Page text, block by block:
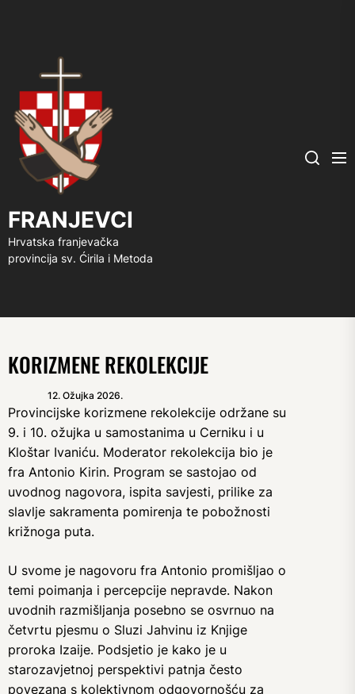
FRANJEVCI
Hrvatska franjevačka
provincija sv. Ćirila i Metoda
Search
KORIZMENE REKOLEKCIJE
12. Ožujka 2026.
Provincijske korizmene rekolekcije održane su
9. i 10. ožujka u samostanima u Cerniku i u
Kloštar Ivaniću. Moderator rekolekcija bio je
fra Antonio Kirin. Program se sastojao od
uvodnog nagovora, ispita savjesti, prilike za
slavlje sakramenta pomirenja te pobožnosti
križnoga puta.
U svome je nagovoru fra Antonio promišljao o
temi poimanja i percepcije nepravde. Nakon
uvodnih razmišljanja posebno se osvrnuo na
četvrtu pjesmu o Sluzi Jahvinu iz Knjige
proroka Izaije. Podsjetio je kako je u
starozavjetnoj perspektivi patnja često
povezana s kolektivnom odgovornošću za